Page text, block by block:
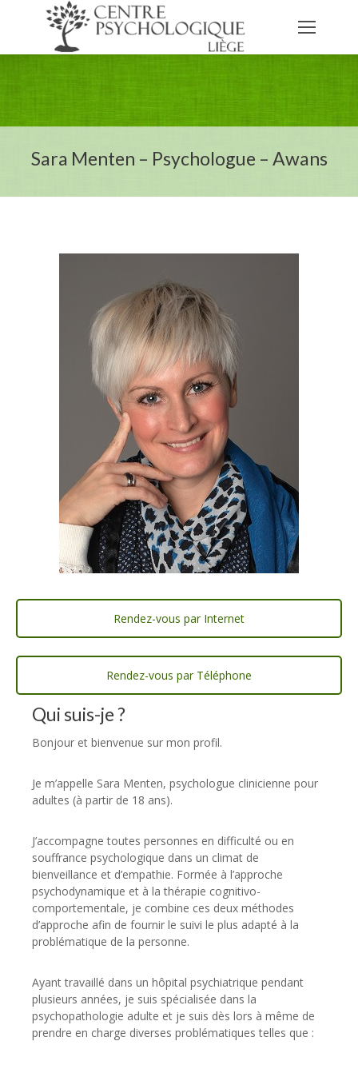
Sara Menten – Psychologue – Awans
Qui suis-je ?
Bonjour et bienvenue sur mon profil.
Je m’appelle Sara Menten, psychologue clinicienne pour
adultes (à partir de 18 ans).
J’accompagne toutes personnes en difficulté ou en
souffrance psychologique dans un climat de
bienveillance et d’empathie. Formée à l’approche
psychodynamique et à la thérapie cognitivo-
comportementale, je combine ces deux méthodes
d’approche afin de fournir le suivi le plus adapté à la
problématique de la personne.
Ayant travaillé dans un hôpital psychiatrique pendant
plusieurs années, je suis spécialisée dans la
psychopathologie adulte et je suis dès lors à même de
prendre en charge diverses problématiques telles que :
Rendez-vous par Internet
Rendez-vous par Téléphone